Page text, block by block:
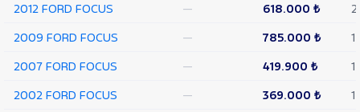
NISSAN
OPEL
PEUGEOT
RENAULT
2012 FORD FOCUS
— 618.000 ₺
2
2009 FORD FOCUS
— 785.000 ₺
1
2007 FORD FOCUS
— 419.900 ₺
1
2002 FORD FOCUS
— 369.000 ₺
1